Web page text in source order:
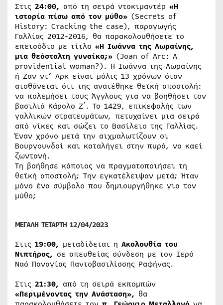
Στις 24:00, από τη σειρά ντοκιμαντέρ «Η
ιστορία πίσω από τον μύθο» (Secrets of
History: Cracking the case), παραγωγής
Γαλλίας 2012-2016, θα παρακολουθήσετε το
επεισόδιο με τίτλο «Η Ιωάννα της Λωραίνης,
μια θεόσταλτη γυναίκα;» (Joan of Arc: A
providential woman?). Η Ιωάννα της Λωραίνης
ή Ζαν ντ’ Αρκ είναι μόλις 13 χρόνων όταν
αισθάνεται ότι της ανατέθηκε θεϊκή αποστολή:
να πολεμήσει τους Άγγλους για να βοηθήσει τον
βασιλιά Κάρολο Ζ΄. Το 1429, επικεφαλής των
γαλλικών στρατευμάτων, πετυχαίνει μια σειρά
από νίκες και σώζει το Βασίλειο της Γαλλίας.
Έναν χρόνο μετά την αιχμαλωτίζουν οι
Βουργουνδοί και καταλήγει στην πυρά, να καεί
ζωντανή.
Τη βοήθησε κάποιος να πραγματοποιήσει τη
θεϊκή αποστολή; Την εγκατέλειψαν μετά; Ήταν
μόνο ένα σύμβολο που δημιουργήθηκε για τον
μύθο;
ΜΕΓΑΛΗ ΤΕΤΑΡΤΗ 12/04/2023
Στις 19:00, μεταδίδεται η Ακολουθία του
Νιπτήρος, σε απευθείας σύνδεση με τον Ιερό
Ναό Παναγίας Παντοβασιλίσσης Ραφήνας.
Στις 21:30, από τη σειρά εκπομπών
«Περιμένοντας την Ανάσταση», θα